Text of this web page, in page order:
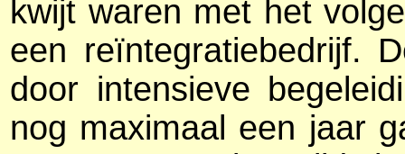
kwijt waren met het
een reïntegratiebedrijf.
door intensieve
nog maximaal een jaar